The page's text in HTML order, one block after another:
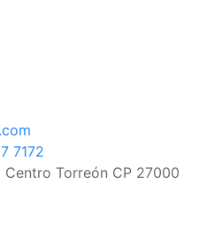
7172
Torreón CP 27000